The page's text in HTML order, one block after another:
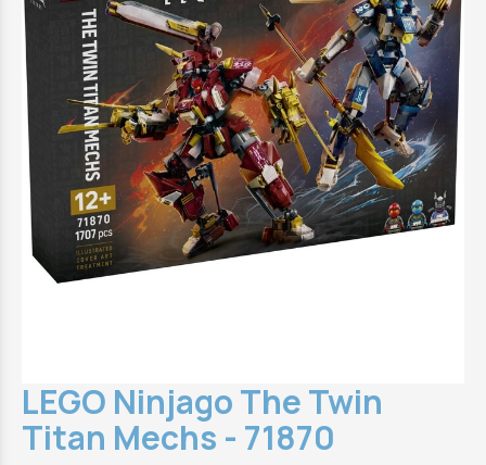
LEGO Ninjago The Twin
Titan Mechs - 71870